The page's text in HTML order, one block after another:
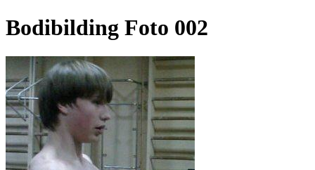
Bodibilding Foto 002